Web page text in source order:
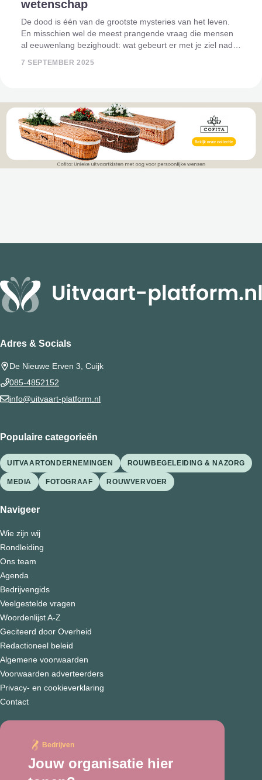
wetenschap
De dood is één van de grootste mysteries van het leven.
En misschien wel de meest prangende vraag die mensen
al eeuwenlang bezighoudt: wat gebeurt er met je ziel nadat
7 SEPTEMBER 2025
Adres & Socials
De Nieuwe Erven 3, Cuijk
085-4852152
info@uitvaart-platform.nl
Populaire categorieën
UITVAARTONDERNEMINGEN ROUWBEGELEIDING & NAZORG
MEDIA FOTOGRAAF ROUWVERVOER
Navigeer
Wie zijn wij
Rondleiding
Ons team
Agenda
Bedrijvengids
Veelgestelde vragen
Woordenlijst A-Z
Geciteerd door Overheid
Redactioneel beleid
Algemene voorwaarden
Voorwaarden adverteerders
Privacy- en cookieverklaring
Contact
Bedrijven
Jouw organisatie hier